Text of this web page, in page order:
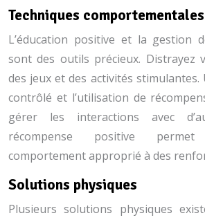
Techniques comportementales
L’éducation positive et la gestion
sont des outils précieux. Distrayez
des jeux et des activités
contrôlé et l’utilisation de
gérer les interactions avec
récompense positive
comportement approprié à des
Solutions physiques
Plusieurs solutions physiques